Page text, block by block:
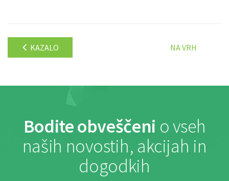
KAZALO NA VRH
Bodite obveščeni o vseh
naših novostih, akcijah in
dogodkih